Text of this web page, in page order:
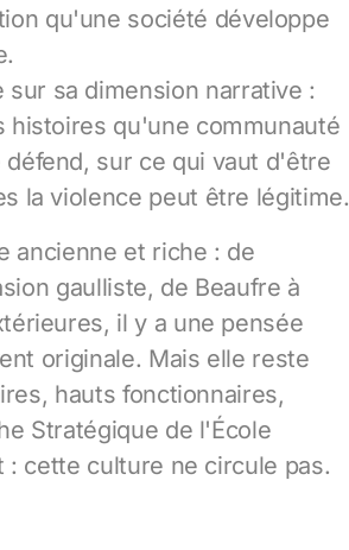
qu'une société développe
sa dimension narrative :
qu'une communauté
sur ce qui vaut d'être
la violence peut être légitime.
ancienne et riche : de
gaulliste, de Beaufre à
il y a une pensée
originale. Mais elle reste
hauts fonctionnaires,
Stratégique de l'École
: cette culture ne circule pas.